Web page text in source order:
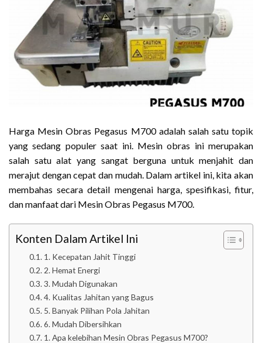
Harga Mesin Obras Pegasus M700 adalah salah satu topik
yang sedang populer saat ini. Mesin obras ini merupakan
salah satu alat yang sangat berguna untuk menjahit dan
merajut dengan cepat dan mudah. Dalam artikel ini, kita akan
membahas secara detail mengenai harga, spesifikasi, fitur,
dan manfaat dari Mesin Obras Pegasus M700.
Konten Dalam Artikel Ini
1. Kecepatan Jahit Tinggi
2. Hemat Energi
3. Mudah Digunakan
4. Kualitas Jahitan yang Bagus
5. Banyak Pilihan Pola Jahitan
6. Mudah Dibersihkan
1. Apa kelebihan Mesin Obras Pegasus M700?